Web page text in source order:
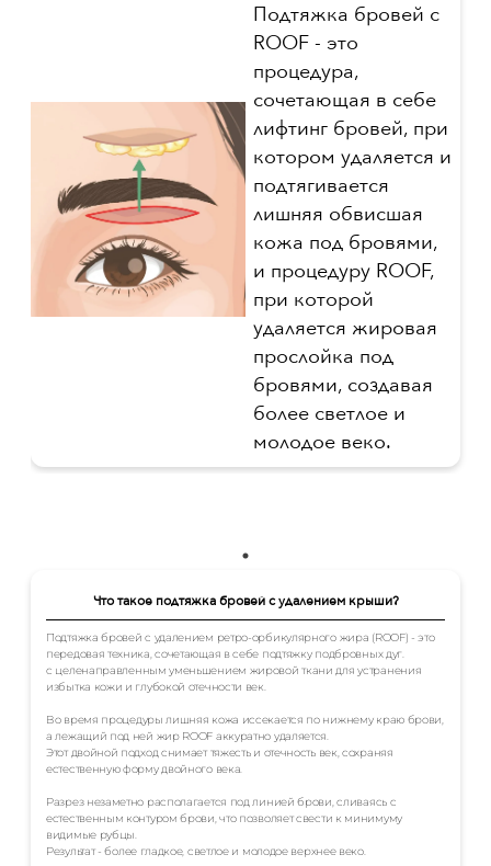
Подтяжка бровей с
ROOF - это
процедура,
сочетающая в себе
лифтинг бровей, при
котором удаляется и
подтягивается
лишняя обвисшая
кожа под бровями,
и процедуру ROOF,
при которой
удаляется жировая
прослойка под
бровями, создавая
более светлое и
молодое веко.
Что такое подтяжка бровей с удалением крыши?
Подтяжка бровей с удалением ретро-орбикулярного жира (ROOF) - это
передовая техника, сочетающая в себе подтяжку подбровных дуг.
с целенаправленным уменьшением жировой ткани для устранения
избытка кожи и глубокой отечности век.
Во время процедуры лишняя кожа иссекается по нижнему краю брови,
а лежащий под ней жир ROOF аккуратно удаляется.
Этот двойной подход снимает тяжесть и отечность век, сохраняя
естественную форму двойного века.
Разрез незаметно располагается под линией брови, сливаясь с
естественным контуром брови, что позволяет свести к минимуму
видимые рубцы.
Результат - более гладкое, светлое и молодое верхнее веко.